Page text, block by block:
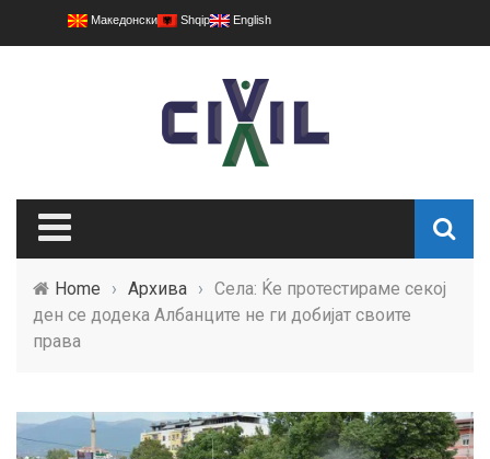
Македонски Shqip English
Home › Архива › Села: Ќе протестираме секој
ден се додека Албанците не ги добијат своите
права